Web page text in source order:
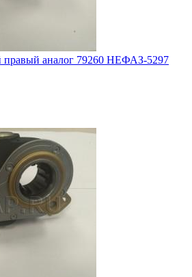
правый аналог 79260 НЕФАЗ-5297